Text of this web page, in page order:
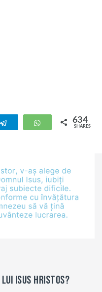
Telegram WhatsApp
634
SHARES
Isus Hristos?